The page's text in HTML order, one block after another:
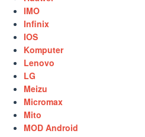
IMO
Infinix
IOS
Komputer
Lenovo
LG
Meizu
Micromax
Mito
MOD Android